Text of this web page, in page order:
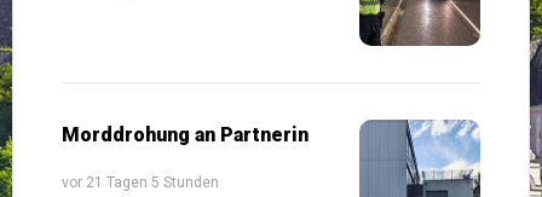
Morddrohung an Partnerin
vor 21 Tagen 5 Stunden